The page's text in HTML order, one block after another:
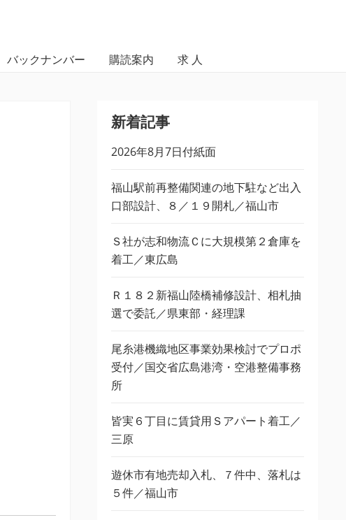
バックナンバー 購読案内 求 人
新着記事
2026年8月7日付紙面
福山駅前再整備関連の地下駐など出入
口部設計、８／１９開札／福山市
Ｓ社が志和物流Ｃに大規模第２倉庫を
着工／東広島
Ｒ１８２新福山陸橋補修設計、相札抽
選で委託／県東部・経理課
尾糸港機織地区事業効果検討でプロポ
受付／国交省広島港湾・空港整備事務
所
皆実６丁目に賃貸用Ｓアパート着工／
三原
遊休市有地売却入札、７件中、落札は
５件／福山市